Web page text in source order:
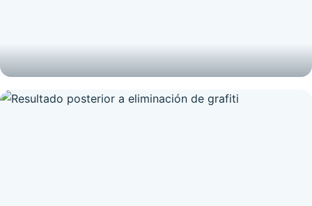
Eliminación de grafiti en persiana metálica